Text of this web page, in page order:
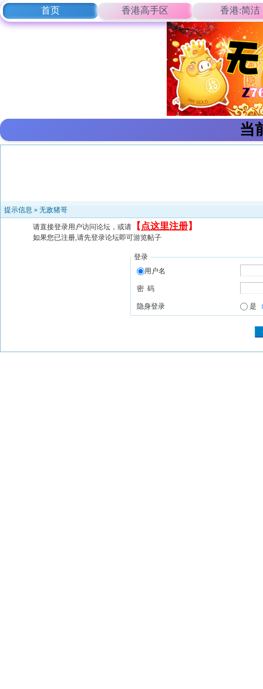
首页 香港高手区 香港:简洁
当
提示信息 » 无敌猪哥
请直接登录用户访问论坛，或请 【 点这里注册】
如果您已注册,请先登录论坛即可游览帖子
登录
用户名
密 码
隐身登录 是